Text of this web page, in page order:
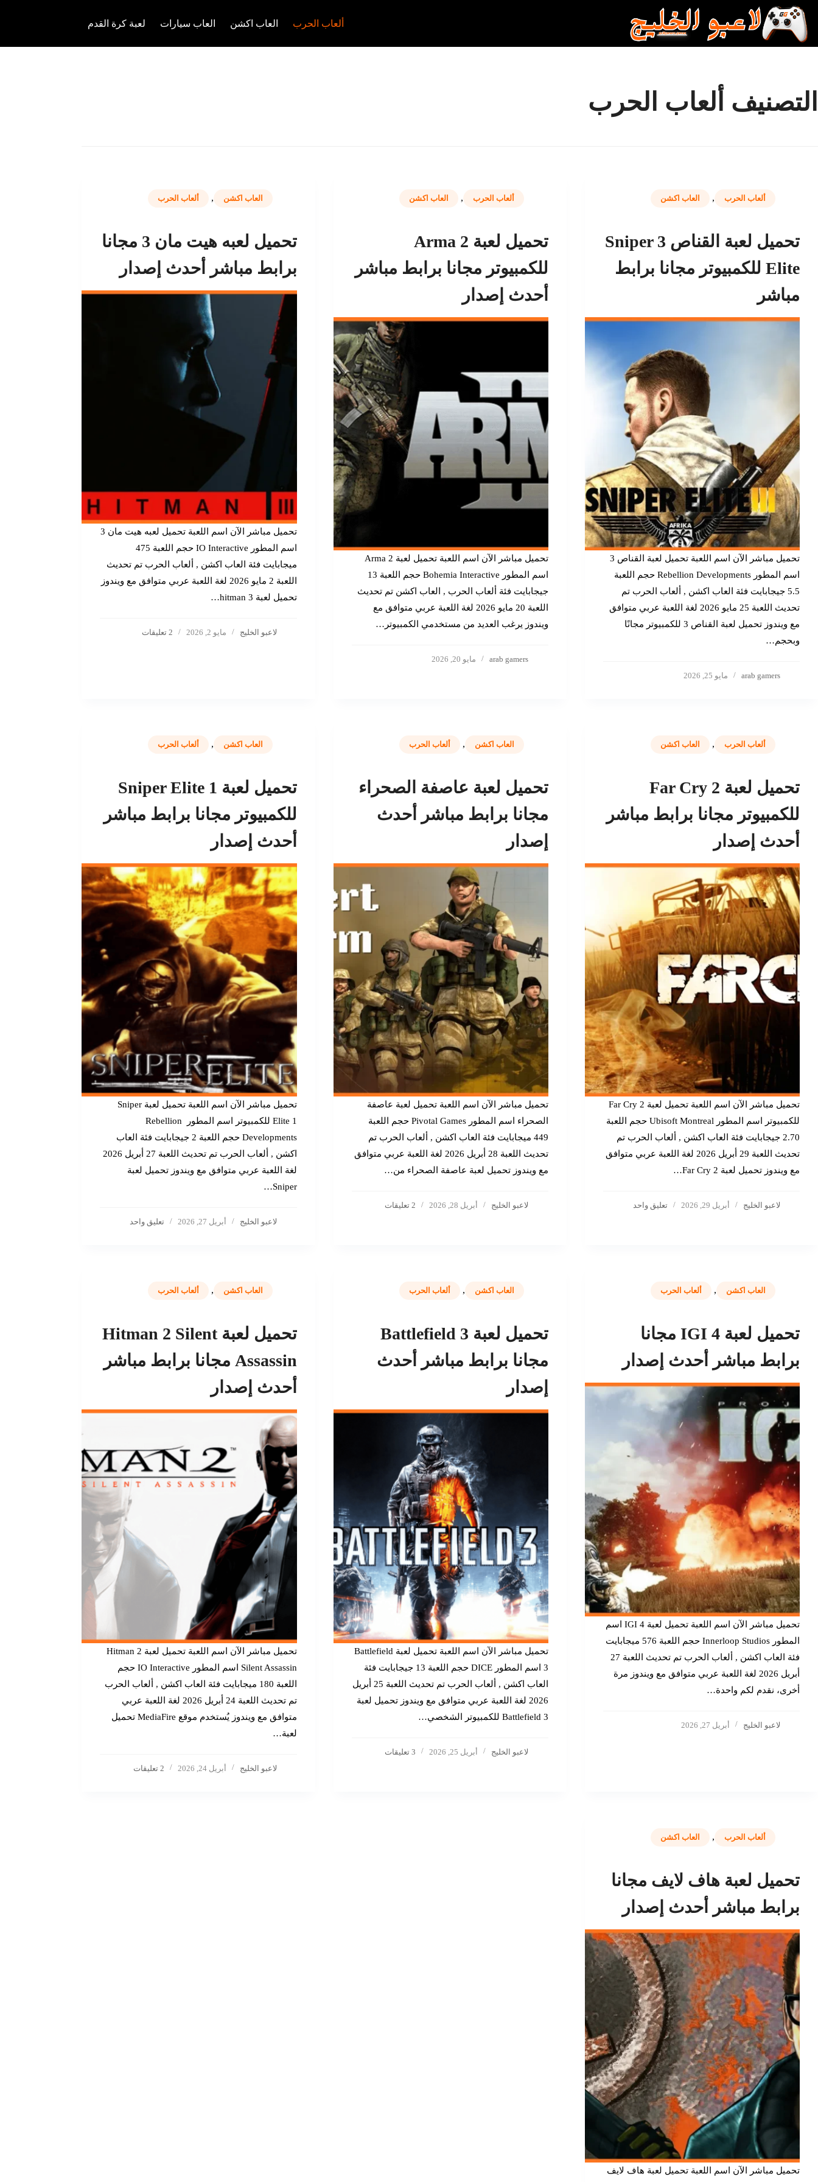
التجاوز
إلى
المحتوى
ألعاب الحرب العاب اكشن العاب سيارات لعبة كرة القدم
التصنيف ألعاب الحرب
ألعاب الحرب , العاب اكشن
تحميل لعبة القناص 3 Sniper
Elite للكمبيوتر مجانا برابط
مباشر
تحميل مباشر الآن اسم اللعبة تحميل لعبة القناص 3
اسم المطور Rebellion Developments حجم اللعبة
5.5 جيجابايت فئة العاب اكشن , ألعاب الحرب تم
تحديث اللعبة 25 مايو 2026 لغة اللعبة عربي متوافق
مع ويندوز تحميل لعبة القناص 3 للكمبيوتر مجانًا
وبحجم…
arab gamers مايو 25, 2026
ألعاب الحرب , العاب اكشن
تحميل لعبة Arma 2
للكمبيوتر مجانا برابط مباشر
أحدث إصدار
تحميل مباشر الآن اسم اللعبة تحميل لعبة Arma 2
اسم المطور Bohemia Interactive حجم اللعبة 13
جيجابايت فئة ألعاب الحرب , العاب اكشن تم تحديث
اللعبة 20 مايو 2026 لغة اللعبة عربي متوافق مع
ويندوز يرغب العديد من مستخدمي الكمبيوتر…
arab gamers مايو 20, 2026
العاب اكشن , ألعاب الحرب
تحميل لعبه هيت مان 3 مجانا
برابط مباشر أحدث إصدار
تحميل مباشر الآن اسم اللعبة تحميل لعبه هيت مان 3
اسم المطور IO Interactive حجم اللعبة 475
ميجابايت فئة العاب اكشن , ألعاب الحرب تم تحديث
اللعبة 2 مايو 2026 لغة اللعبة عربي متوافق مع ويندوز
تحميل لعبة hitman 3…
لاعبو الخليج مايو 2, 2026 2 تعليقات
ألعاب الحرب , العاب اكشن
تحميل لعبة Far Cry 2
للكمبيوتر مجانا برابط مباشر
أحدث إصدار
تحميل مباشر الآن اسم اللعبة تحميل لعبة Far Cry 2
للكمبيوتر اسم المطور Ubisoft Montreal حجم اللعبة
2.70 جيجابايت فئة العاب اكشن , ألعاب الحرب تم
تحديث اللعبة 29 أبريل 2026 لغة اللعبة عربي متوافق
مع ويندوز تحميل لعبة Far Cry 2…
لاعبو الخليج أبريل 29, 2026 تعليق واحد
العاب اكشن , ألعاب الحرب
تحميل لعبة عاصفة الصحراء
مجانا برابط مباشر أحدث
إصدار
تحميل مباشر الآن اسم اللعبة تحميل لعبة عاصفة
الصحراء اسم المطور Pivotal Games حجم اللعبة
449 ميجابايت فئة العاب اكشن , ألعاب الحرب تم
تحديث اللعبة 28 أبريل 2026 لغة اللعبة عربي متوافق
مع ويندوز تحميل لعبة عاصفة الصحراء من…
لاعبو الخليج أبريل 28, 2026 2 تعليقات
العاب اكشن , ألعاب الحرب
تحميل لعبة Sniper Elite 1
للكمبيوتر مجانا برابط مباشر
أحدث إصدار
تحميل مباشر الآن اسم اللعبة تحميل لعبة Sniper
Elite 1 للكمبيوتر اسم المطور Rebellion
Developments حجم اللعبة 2 جيجابايت فئة العاب
اكشن , ألعاب الحرب تم تحديث اللعبة 27 أبريل 2026
لغة اللعبة عربي متوافق مع ويندوز تحميل لعبة
Sniper…
لاعبو الخليج أبريل 27, 2026 تعليق واحد
العاب اكشن , ألعاب الحرب
تحميل لعبة IGI 4 مجانا
برابط مباشر أحدث إصدار
تحميل مباشر الآن اسم اللعبة تحميل لعبة IGI 4 اسم
المطور Innerloop Studios حجم اللعبة 576 ميجابايت
فئة العاب اكشن , ألعاب الحرب تم تحديث اللعبة 27
أبريل 2026 لغة اللعبة عربي متوافق مع ويندوز مرة
أخرى، نقدم لكم واحدة…
لاعبو الخليج أبريل 27, 2026
العاب اكشن , ألعاب الحرب
تحميل لعبة Battlefield 3
مجانا برابط مباشر أحدث
إصدار
تحميل مباشر الآن اسم اللعبة تحميل لعبة Battlefield
3 اسم المطور DICE حجم اللعبة 13 جيجابايت فئة
العاب اكشن , ألعاب الحرب تم تحديث اللعبة 25 أبريل
2026 لغة اللعبة عربي متوافق مع ويندوز تحميل لعبة
Battlefield 3 للكمبيوتر الشخصي…
لاعبو الخليج أبريل 25, 2026 3 تعليقات
العاب اكشن , ألعاب الحرب
تحميل لعبة Hitman 2 Silent
Assassin مجانا برابط مباشر
أحدث إصدار
تحميل مباشر الآن اسم اللعبة تحميل لعبة Hitman 2
Silent Assassin اسم المطور IO Interactive حجم
اللعبة 180 ميجابايت فئة العاب اكشن , ألعاب الحرب
تم تحديث اللعبة 24 أبريل 2026 لغة اللعبة عربي
متوافق مع ويندوز يُستخدم موقع MediaFire تحميل
لعبة…
لاعبو الخليج أبريل 24, 2026 2 تعليقات
ألعاب الحرب , العاب اكشن
تحميل لعبة هاف لايف مجانا
برابط مباشر أحدث إصدار
تحميل مباشر الآن اسم اللعبة تحميل لعبة هاف لايف